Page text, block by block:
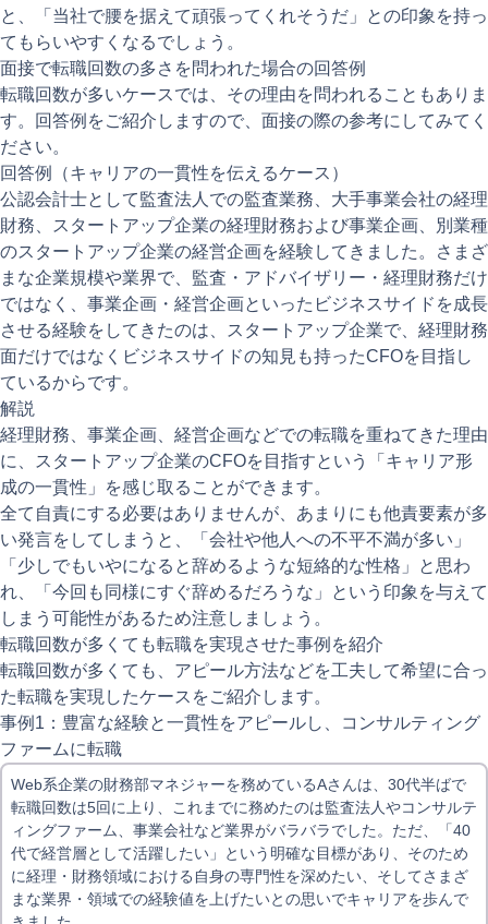
と、「当社で腰を据えて頑張ってくれそうだ」との印象を持っ
てもらいやすくなるでしょう。
面接で転職回数の多さを問われた場合の回答例
転職回数が多いケースでは、その理由を問われることもありま
す。回答例をご紹介しますので、面接の際の参考にしてみてく
ださい。
回答例（キャリアの一貫性を伝えるケース）
公認会計士として監査法人での監査業務、大手事業会社の経理
財務、スタートアップ企業の経理財務および事業企画、別業種
のスタートアップ企業の経営企画を経験してきました。さまざ
まな企業規模や業界で、監査・アドバイザリー・経理財務だけ
ではなく、事業企画・経営企画といったビジネスサイドを成長
させる経験をしてきたのは、スタートアップ企業で、経理財務
面だけではなくビジネスサイドの知見も持ったCFOを目指し
ているからです。
解説
経理財務、事業企画、経営企画などでの転職を重ねてきた理由
に、スタートアップ企業のCFOを目指すという「キャリア形
成の一貫性」を感じ取ることができます。
全て自責にする必要はありませんが、あまりにも他責要素が多
い発言をしてしまうと、「会社や他人への不平不満が多い」
「少しでもいやになると辞めるような短絡的な性格」と思わ
れ、「今回も同様にすぐ辞めるだろうな」という印象を与えて
しまう可能性があるため注意しましょう。
転職回数が多くても転職を実現させた事例を紹介
転職回数が多くても、アピール方法などを工夫して希望に合っ
た転職を実現したケースをご紹介します。
事例1：豊富な経験と一貫性をアピールし、コンサルティング
ファームに転職
Web系企業の財務部マネジャーを務めているAさんは、30代半ばで
転職回数は5回に上り、これまでに務めたのは監査法人やコンサルテ
ィングファーム、事業会社など業界がバラバラでした。ただ、「40
代で経営層として活躍したい」という明確な目標があり、そのため
に経理・財務領域における自身の専門性を深めたい、そしてさまざ
まな業界・領域での経験値を上げたいとの思いでキャリアを歩んで